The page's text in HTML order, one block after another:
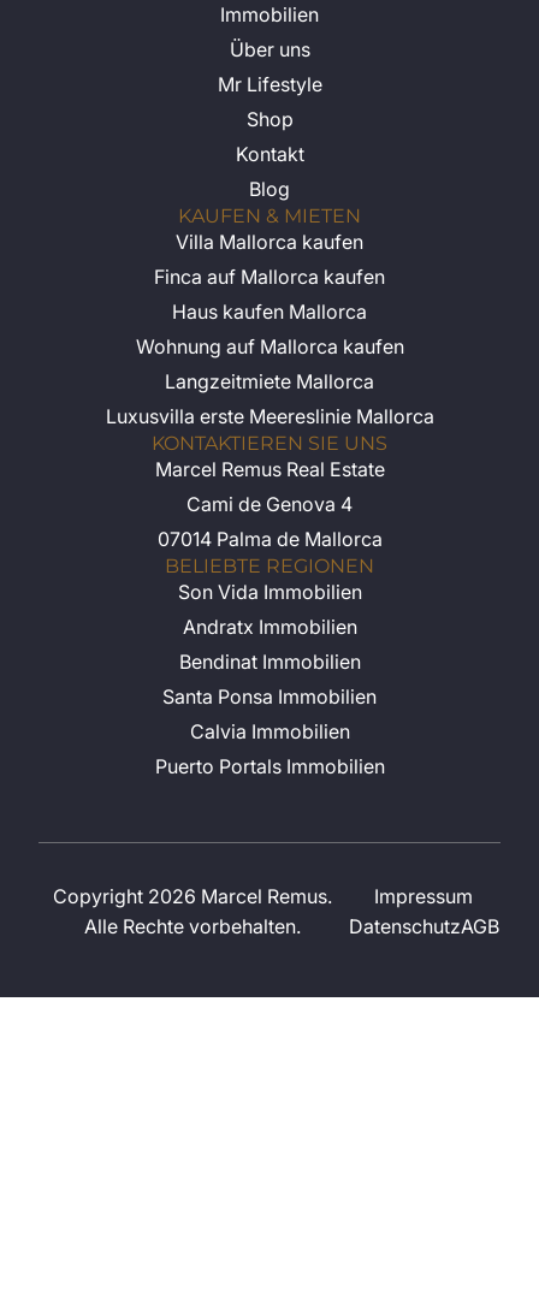
Immobilien
Über uns
Mr Lifestyle
Shop
Kontakt
Blog
KAUFEN & MIETEN
Villa Mallorca kaufen
Finca auf Mallorca kaufen
Haus kaufen Mallorca
Wohnung auf Mallorca kaufen
Langzeitmiete Mallorca
Luxusvilla erste Meereslinie Mallorca
KONTAKTIEREN SIE UNS
Marcel Remus Real Estate
Cami de Genova 4
07014 Palma de Mallorca
BELIEBTE REGIONEN
Son Vida Immobilien
Andratx Immobilien
Bendinat Immobilien
Santa Ponsa Immobilien
Calvia Immobilien
Puerto Portals Immobilien
Copyright 2026 Marcel Remus.
Alle Rechte vorbehalten.
Impressum
DatenschutzAGB